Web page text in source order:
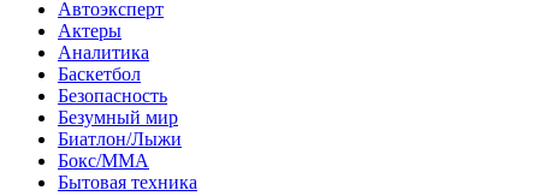
Автоэксперт
Актеры
Аналитика
Баскетбол
Безопасность
Безумный мир
Биатлон/Лыжи
Бокс/MMA
Бытовая техника